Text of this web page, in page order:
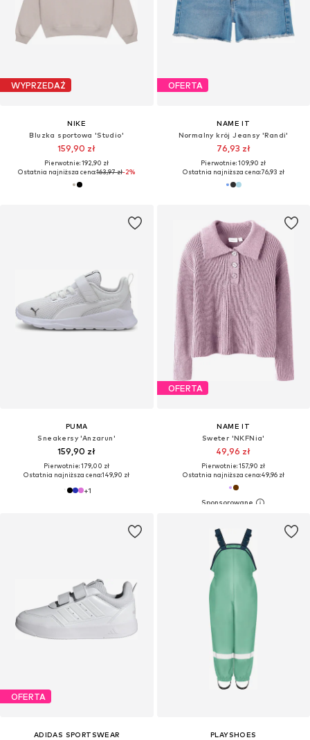
WYPRZEDAŻ
NIKE
Bluzka sportowa 'Studio'
159,90 zł
Pierwotnie: 192,90 zł
Ostatnia najniższa cena:163,97 zł-2%
OFERTA
NAME IT
Normalny krój Jeansy 'Randi'
76,93 zł
Pierwotnie: 109,90 zł
Ostatnia najniższa cena:76,93 zł
PUMA
Sneakersy 'Anzarun'
159,90 zł
Pierwotnie: 179,00 zł
Ostatnia najniższa cena:149,90 zł
+1
OFERTA
NAME IT
Sweter 'NKFNia'
49,96 zł
Pierwotnie: 157,90 zł
Ostatnia najniższa cena:49,96 zł
OFERTA
ADIDAS SPORTSWEAR
PLAYSHOES